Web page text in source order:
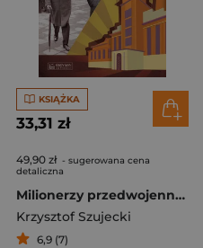
KSIĄŻKA
33,31 zł
49,90 zł - sugerowana cena
detaliczna
Milionerzy przedwojennej Polski
Krzysztof Szujecki
6,9 (7)